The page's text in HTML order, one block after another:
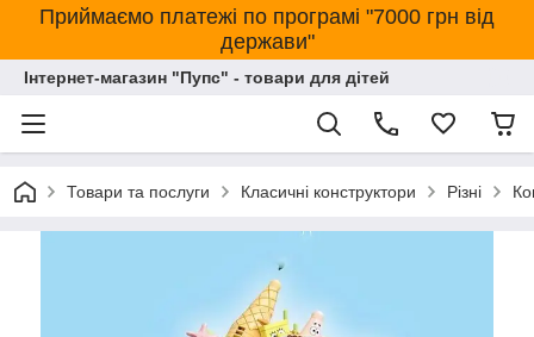
Приймаємо платежі по програмі "7000 грн від
держави"
Інтернет-магазин "Пупс" - товари для дітей
Товари та послуги Класичні конструктори Різні